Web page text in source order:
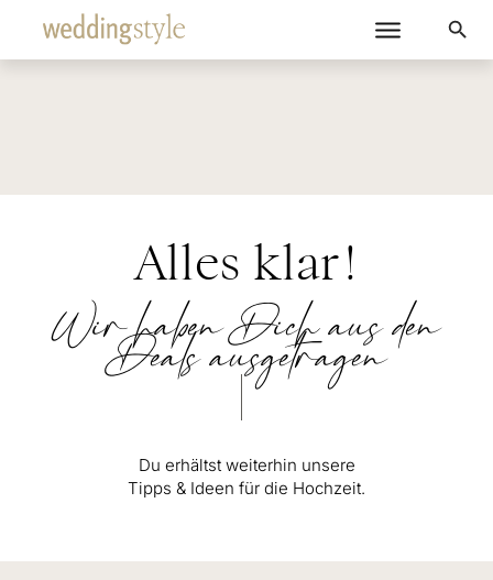
Alles klar!
Wir haben Dich aus den
Deals ausgetragen
Du erhältst weiterhin unsere
Tipps & Ideen für die Hochzeit.